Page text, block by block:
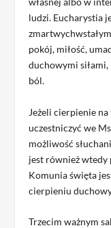
ludzi. Eucharystia
pokój, miłość,
duchowymi
ból.
Jeżeli cierpienie
uczestniczyć we
możliwość
jest również wtedy
Komunia święta
cierpieniu
Trzecim ważnym